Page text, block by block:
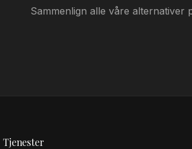
Sammenlign alle våre alternativer
Tjenester